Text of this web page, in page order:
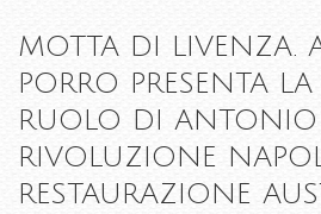
MOTTA DI LIVENZA.
PORRO PRESENTA
RUOLO DI ANTONIO
RIVOLUZIONE
RESTAURAZIONE